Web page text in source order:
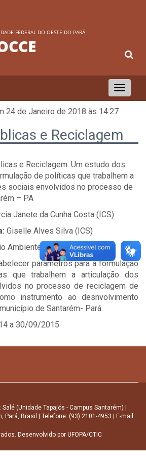
FEDERAL DO OESTE DO PARÁ
Toggle
navigation
24 de Janeiro de 2018 às 14:27
e Reciclagem
e Reciclagem: Um estudo dos
de políticas que trabalhem a
sociais envolvidos no processo de
– PA
Janete da Cunha Costa (ICS)
Giselle Alves Silva (ICS)
Ambiente
parâmetros para a formulação
que trabalhem a articulação dos
no processo de reciclagem de
instrumento ao desnvolvimento
de Santarém- Pará.
a 30/09/2015
(Unidade Tapajós - Campus Santarém) |
Pará, Brasil | Telefone: (93) 2101-4953 | E-mail
Desenvolvido por UFOPA/CTIC